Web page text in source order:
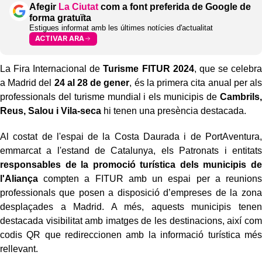
Afegir La Ciutat com a font preferida de Google de
forma gratuïta
Estigues informat amb les últimes notícies d'actualitat
ACTIVAR ARA
La Fira Internacional deTurisme FITUR 2024, que se celebra
a Madrid del 24 al 28 de gener, és la primera cita anual per als
professionals del turisme mundial i els municipis de Cambrils,
Reus, Salou i Vila-seca hi tenen una presència destacada.
Al costat de l'espai de la Costa Daurada i de PortAventura,
emmarcat a l'estand de Catalunya, els Patronats i entitats
responsables de la promoció turística dels municipis de
l'Aliança compten a FITUR amb un espai per a reunions
professionals que posen a disposició d’empreses de la zona
desplaçades a Madrid. A més, aquests municipis tenen
destacada visibilitat amb imatges de les destinacions, així com
codis QR que redireccionen amb la informació turística més
rellevant.